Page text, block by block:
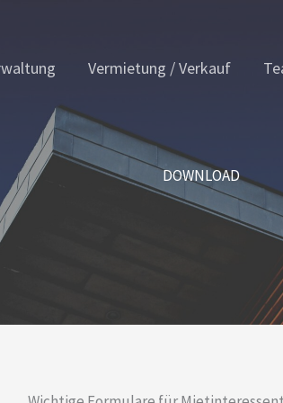
Vermietung / Verkauf
DOWNLOAD